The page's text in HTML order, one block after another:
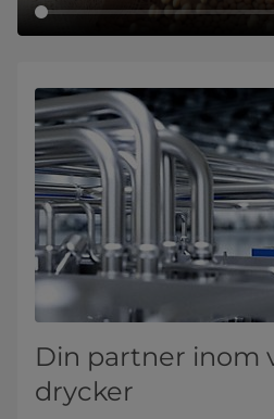
Din partner inom
drycker